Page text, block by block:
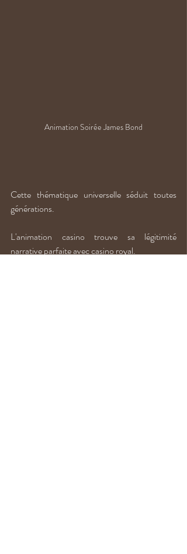
Animation Soirée James Bond
Cette thématique universelle séduit toutes
générations.
L'animation casino trouve sa légitimité
narrative parfaite avec casino royal.